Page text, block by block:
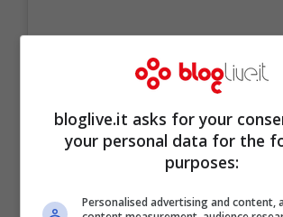
Un post condiviso da の 尺 ﾉ ﾑ 刀 ﾑ
bloglive.it asks for your
your personal data for the
purposes:
Personalised advertising and content,